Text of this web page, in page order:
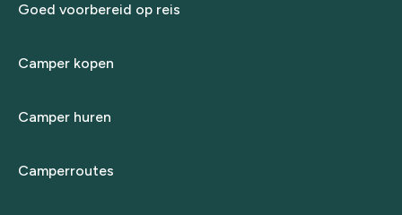
Goed voorbereid op reis
Camper kopen
Camper huren
Camperroutes